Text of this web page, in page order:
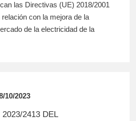
las Directivas (UE) 2018/2001
con la mejora de la
de la electricidad de la
10/2023
2413 DEL